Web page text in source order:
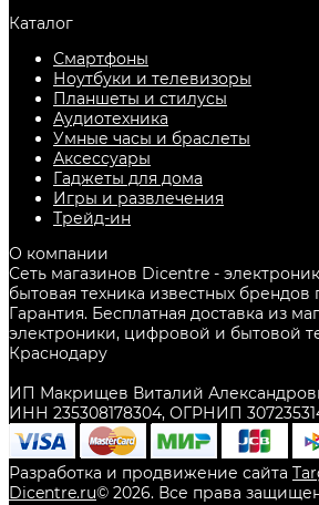
Каталог
Смартфоны
Ноутбуки и телевизоры
Планшеты и стилусы
Аудиотехника
Умные часы и браслеты
Аксессуары
Гаджеты для дома
Игры и развлечения
Трейд-ин
О компании
Сеть магазинов Dicentre -
бытовая техника известных
Гарантия. Бесплатная доставка из
электроники, цифровой и бытовой
Краснодару
ИП Макрищев Виталий
ИНН 235308178304, ОГРНИП
Разработка и продвижение сайта
Dicentre.ru© 2026. Все права